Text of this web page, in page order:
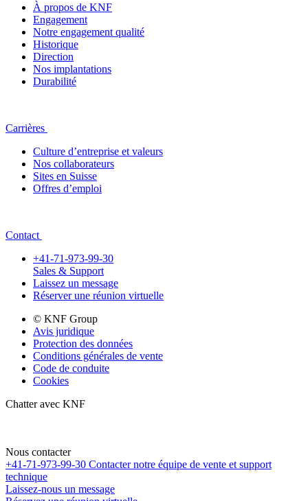
À propos de KNF
Engagement
Notre engagement qualité
Historique
Direction
Nos implantations
Durabilité
Carrières
Culture d’entreprise et valeurs
Nos collaborateurs
Sites en Suisse
Offres d’emploi
Contact
+41-71-973-99-30
Sales & Support
Laissez un message
Réserver une réunion virtuelle
© KNF Group
Avis juridique
Protection des données
Conditions générales de vente
Code de conduite
Cookies
Chatter avec KNF
Nous contacter
+41-71-973-99-30 Contacter notre équipe de vente et support
technique
Laissez-nous un message